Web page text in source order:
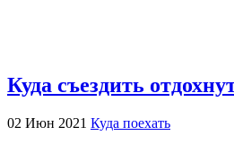
Куда съездить
02 Июн 2021 Куда поехать